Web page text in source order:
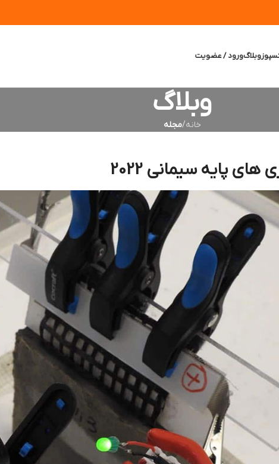
وبلاگورود / عضویت
وبلاگ
خانه/مجله
های پایه سیمانی 2022